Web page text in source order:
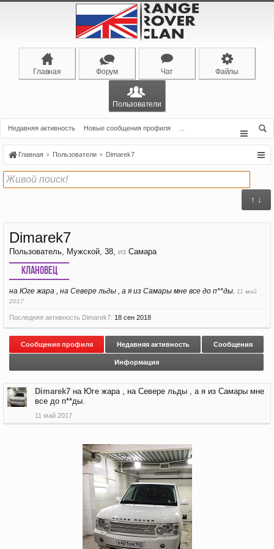
Главная Форум Чат Файлы
Пользователи
Недавняя активность Новые сообщения профиля
Главная Пользователи Dimarek7
↑ ↓
Dimarek7
Пользователь, Мужской, 38, из Самара
Клановец
на Юге жара , на Севере льды , а я из Самары мне все до п**ды. 11 май
2017
Последняя активность Dimarek7: 18 сен 2018
Сообщения профиля Недавняя активность Сообщения
Информация
Dimarek7 на Юге жара , на Севере льды , а я из Самары мне
все до п**ды.
11 май 2017